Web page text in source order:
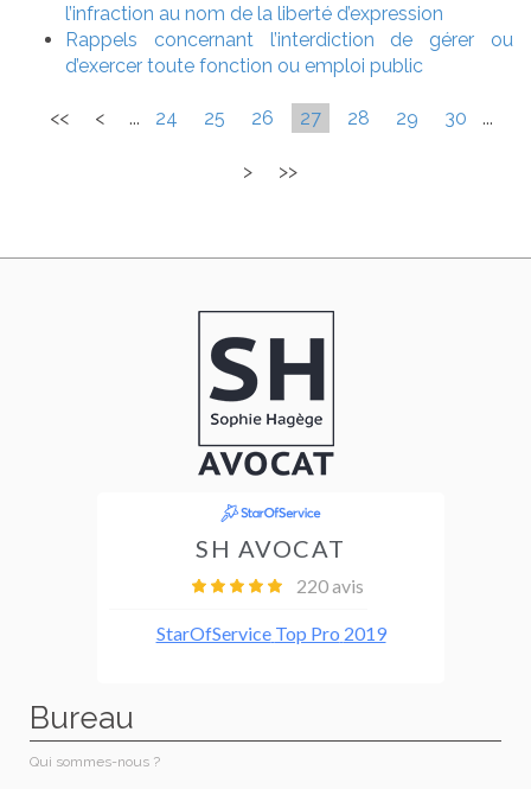
l’infraction au nom de la liberté d’expression
Rappels concernant l’interdiction de gérer ou
d’exercer toute fonction ou emploi public
<< < ... 24 25 26 27 28 29 30 ...
> >>
Bureau
Qui sommes-nous ?